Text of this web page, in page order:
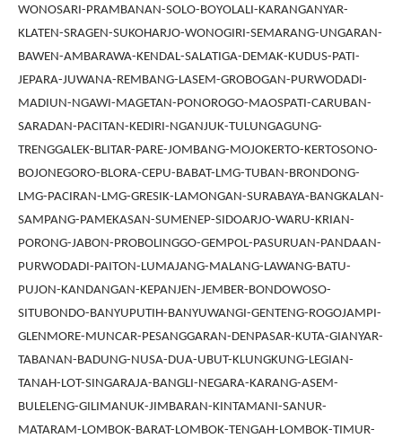
WONOSARI-PRAMBANAN-SOLO-BOYOLALI-KARANGANYAR-
KLATEN-SRAGEN-SUKOHARJO-WONOGIRI-SEMARANG-UNGARAN-
BAWEN-AMBARAWA-KENDAL-SALATIGA-DEMAK-KUDUS-PATI-
JEPARA-JUWANA-REMBANG-LASEM-GROBOGAN-PURWODADI-
MADIUN-NGAWI-MAGETAN-PONOROGO-MAOSPATI-CARUBAN-
SARADAN-PACITAN-KEDIRI-NGANJUK-TULUNGAGUNG-
TRENGGALEK-BLITAR-PARE-JOMBANG-MOJOKERTO-KERTOSONO-
BOJONEGORO-BLORA-CEPU-BABAT-LMG-TUBAN-BRONDONG-
LMG-PACIRAN-LMG-GRESIK-LAMONGAN-SURABAYA-BANGKALAN-
SAMPANG-PAMEKASAN-SUMENEP-SIDOARJO-WARU-KRIAN-
PORONG-JABON-PROBOLINGGO-GEMPOL-PASURUAN-PANDAAN-
PURWODADI-PAITON-LUMAJANG-MALANG-LAWANG-BATU-
PUJON-KANDANGAN-KEPANJEN-JEMBER-BONDOWOSO-
SITUBONDO-BANYUPUTIH-BANYUWANGI-GENTENG-ROGOJAMPI-
GLENMORE-MUNCAR-PESANGGARAN-DENPASAR-KUTA-GIANYAR-
TABANAN-BADUNG-NUSA-DUA-UBUT-KLUNGKUNG-LEGIAN-
TANAH-LOT-SINGARAJA-BANGLI-NEGARA-KARANG-ASEM-
BULELENG-GILIMANUK-JIMBARAN-KINTAMANI-SANUR-
MATARAM-LOMBOK-BARAT-LOMBOK-TENGAH-LOMBOK-TIMUR-